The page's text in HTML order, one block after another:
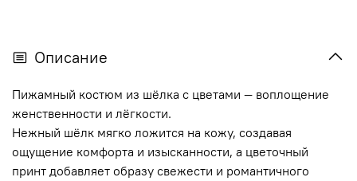
Описание
Пижамный костюм из шёлка с цветами — воплощение
женственности и лёгкости.
Нежный шёлк мягко ложится на кожу, создавая
ощущение комфорта и изысканности, а цветочный
принт добавляет образу свежести и романтичного